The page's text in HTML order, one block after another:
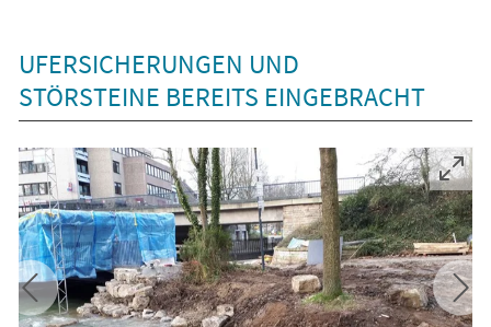
UFERSICHERUNGEN UND
STÖRSTEINE BEREITS EINGEBRACHT